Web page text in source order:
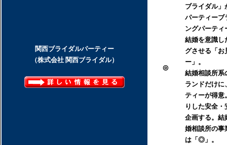
関西ブライダルパーティー
（株式会社 関西ブライダル）
◎
ブライダル
パーティーブ
ングパーテ
結婚を意識し
グさせる「
ー」。
結婚相談所系
ランドだけ
ティーが得意
りした安全
企画する。結
婚相談所の事
は「◎」。